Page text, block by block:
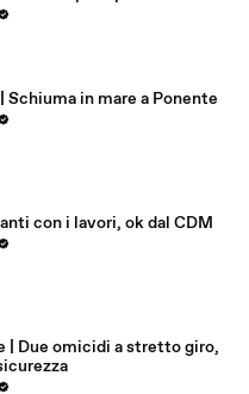
Schiuma in mare a Ponente
con i lavori, ok dal CDM
| Due omicidi a stretto giro,